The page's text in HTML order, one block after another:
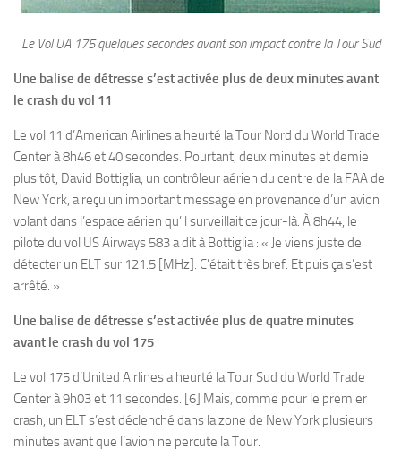
Le Vol UA 175 quelques secondes avant son impact contre la Tour Sud
Une balise de détresse s’est activée plus de deux minutes avant
le crash du vol 11
Le vol 11 d’American Airlines a heurté la Tour Nord du World Trade
Center à 8h46 et 40 secondes. Pourtant, deux minutes et demie
plus tôt, David Bottiglia, un contrôleur aérien du centre de la FAA de
New York, a reçu un important message en provenance d’un avion
volant dans l’espace aérien qu’il surveillait ce jour-là. À 8h44, le
pilote du vol US Airways 583 a dit à Bottiglia : « Je viens juste de
détecter un ELT sur 121.5 [MHz]. C’était très bref. Et puis ça s’est
arrêté. »
Une balise de détresse s’est activée plus de quatre minutes
avant le crash du vol 175
Le vol 175 d’United Airlines a heurté la Tour Sud du World Trade
Center à 9h03 et 11 secondes. [6] Mais, comme pour le premier
crash, un ELT s’est déclenché dans la zone de New York plusieurs
minutes avant que l’avion ne percute la Tour.